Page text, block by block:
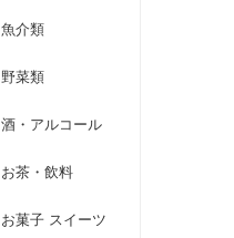
魚介類
野菜類
酒・アルコール
お茶・飲料
お菓子 スイーツ